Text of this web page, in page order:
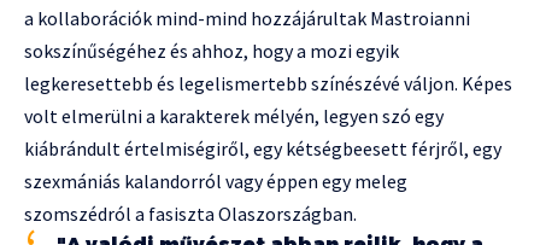
a kollaborációk mind-mind hozzájárultak Mastroianni
sokszínűségéhez és ahhoz, hogy a mozi egyik
legkeresettebb és legelismertebb színészévé váljon. Képes
volt elmerülni a karakterek mélyén, legyen szó egy
kiábrándult értelmiségiről, egy kétségbeesett férjről, egy
szexmániás kalandorról vagy éppen egy meleg
szomszédról a fasiszta Olaszországban.